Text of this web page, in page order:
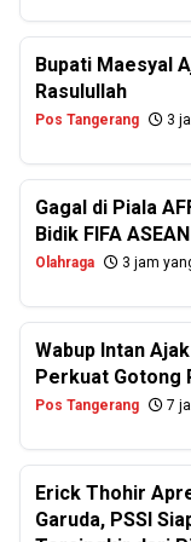
Bupati Maesyal
Rasulullah
Pos Tangerang 3
Gagal di Piala
Bidik FIFA
Olahraga 3 jam
Wabup Intan
Perkuat Gotong
Pos Tangerang 7
Erick Thohir
Garuda, PSSI